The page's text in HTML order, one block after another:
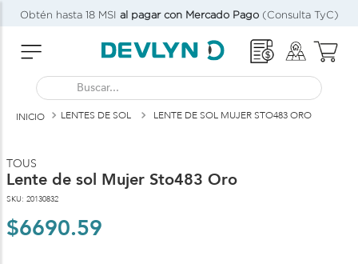
Obtén hasta 18 MSI al pagar con Mercado Pago(Consulta TyC)
Buscar...
LENTES DE SOL LENTE DE SOL MUJER STO483 ORO
TOUS
Lente de sol Mujer Sto483 Oro
SKU: 20130832
$6690.59